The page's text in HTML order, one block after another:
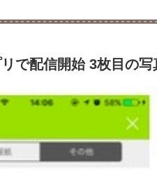
で配信開始 3枚目の写